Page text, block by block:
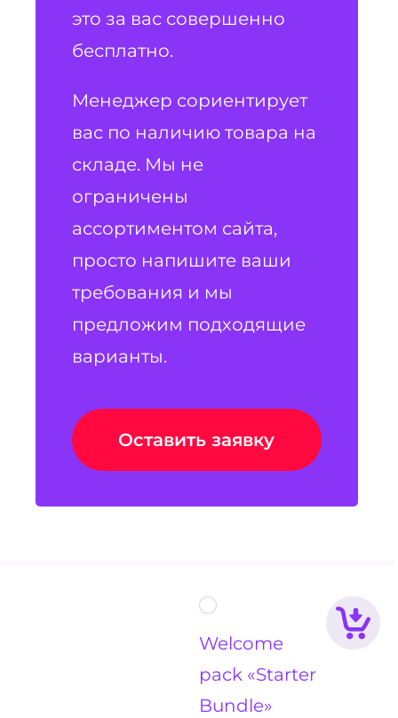
это за вас совершенно
бесплатно.
Менеджер сориентирует
вас по наличию товара на
складе. Мы не
ограничены
ассортиментом сайта,
просто напишите ваши
требования и мы
предложим подходящие
варианты.
Оставить заявку
Welcome
pack «Starter
Bundle»